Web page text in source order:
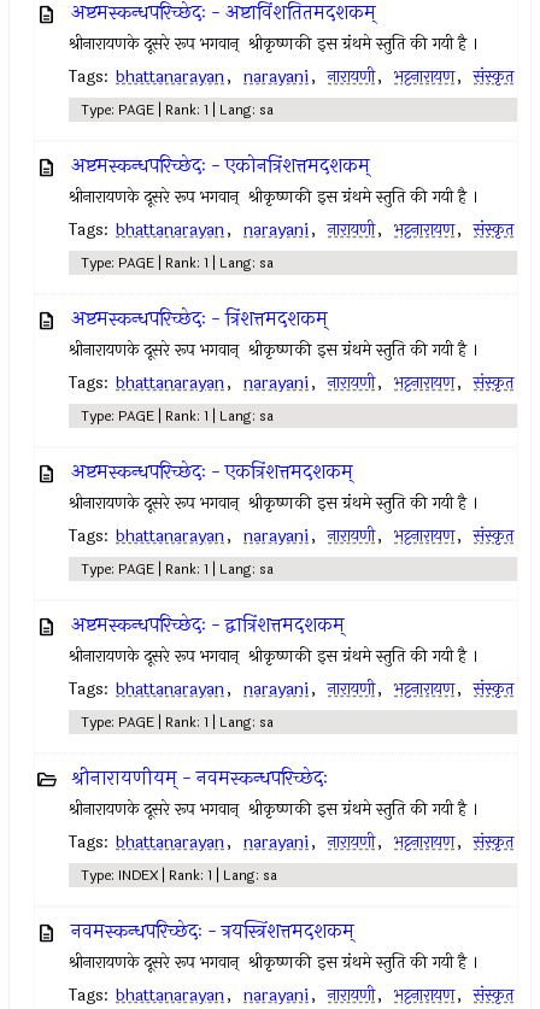
अष्टमस्कन्धपरिच्छेदः - अष्टाविंशतितमदशकम्
श्रीनारायणके दूसरे रूप भगवान् ‍ श्रीकृष्णकी इस ग्रंथमे स्तुति की गयी है ।
Tags: bhattanarayan, narayani, नारायणी, भट्टनारायण, संस्कृत
Type: PAGE | Rank: 1 | Lang: sa
अष्टमस्कन्धपरिच्छेदः - एकोनत्रिंशत्तमदशकम्
श्रीनारायणके दूसरे रूप भगवान् ‍ श्रीकृष्णकी इस ग्रंथमे स्तुति की गयी है ।
Tags: bhattanarayan, narayani, नारायणी, भट्टनारायण, संस्कृत
Type: PAGE | Rank: 1 | Lang: sa
अष्टमस्कन्धपरिच्छेदः - त्रिंशत्तमदशकम्
श्रीनारायणके दूसरे रूप भगवान् ‍ श्रीकृष्णकी इस ग्रंथमे स्तुति की गयी है ।
Tags: bhattanarayan, narayani, नारायणी, भट्टनारायण, संस्कृत
Type: PAGE | Rank: 1 | Lang: sa
अष्टमस्कन्धपरिच्छेदः - एकत्रिंशत्तमदशकम्
श्रीनारायणके दूसरे रूप भगवान् ‍ श्रीकृष्णकी इस ग्रंथमे स्तुति की गयी है ।
Tags: bhattanarayan, narayani, नारायणी, भट्टनारायण, संस्कृत
Type: PAGE | Rank: 1 | Lang: sa
अष्टमस्कन्धपरिच्छेदः - द्वात्रिंशत्तमदशकम्
श्रीनारायणके दूसरे रूप भगवान् ‍ श्रीकृष्णकी इस ग्रंथमे स्तुति की गयी है ।
Tags: bhattanarayan, narayani, नारायणी, भट्टनारायण, संस्कृत
Type: PAGE | Rank: 1 | Lang: sa
श्रीनारायणीयम् - नवमस्कन्धपरिच्छेदः
श्रीनारायणके दूसरे रूप भगवान् ‍ श्रीकृष्णकी इस ग्रंथमे स्तुति की गयी है ।
Tags: bhattanarayan, narayani, नारायणी, भट्टनारायण, संस्कृत
Type: INDEX | Rank: 1 | Lang: sa
नवमस्कन्धपरिच्छेदः - त्रयस्त्रिंशत्तमदशकम्
श्रीनारायणके दूसरे रूप भगवान् ‍ श्रीकृष्णकी इस ग्रंथमे स्तुति की गयी है ।
Tags: bhattanarayan, narayani, नारायणी, भट्टनारायण, संस्कृत